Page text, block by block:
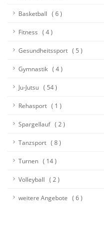
Basketball ( 6 )
Fitness ( 4 )
Gesundheitssport ( 5 )
Gymnastik ( 4 )
Ju-Jutsu ( 54 )
Rehasport ( 1 )
Spargellauf ( 2 )
Tanzsport ( 8 )
Turnen ( 14 )
Volleyball ( 2 )
weitere Angebote ( 6 )